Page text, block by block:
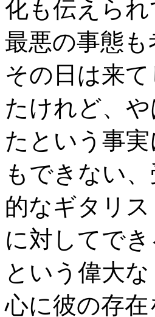
化も伝えら
最悪の事態
その日は来
たけれど、
たという事
もできない
的なギタリ
に対してで
という偉大
心に彼の存